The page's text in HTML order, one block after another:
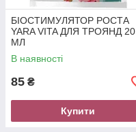
БІОСТИМУЛЯТОР РОСТА
YARA VITA ДЛЯ ТРОЯНД 20
МЛ
В наявності
85 ₴
Купити